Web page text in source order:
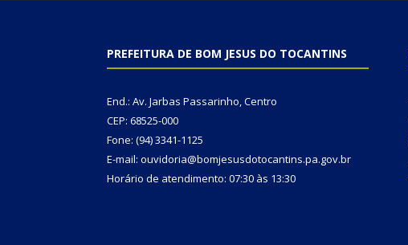
PREFEITURA DE BOM JESUS DO TOCANTINS
End.: Av. Jarbas Passarinho, Centro
CEP: 68525-000
Fone: (94) 3341-1125
E-mail: ouvidoria@bomjesusdotocantins.pa.gov.br
Horário de atendimento: 07:30 às 13:30